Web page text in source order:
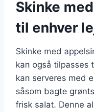
Skinke
til enhver
Skinke med
kan også tilpasses
kan serveres med
såsom bagte
frisk salat. Denne